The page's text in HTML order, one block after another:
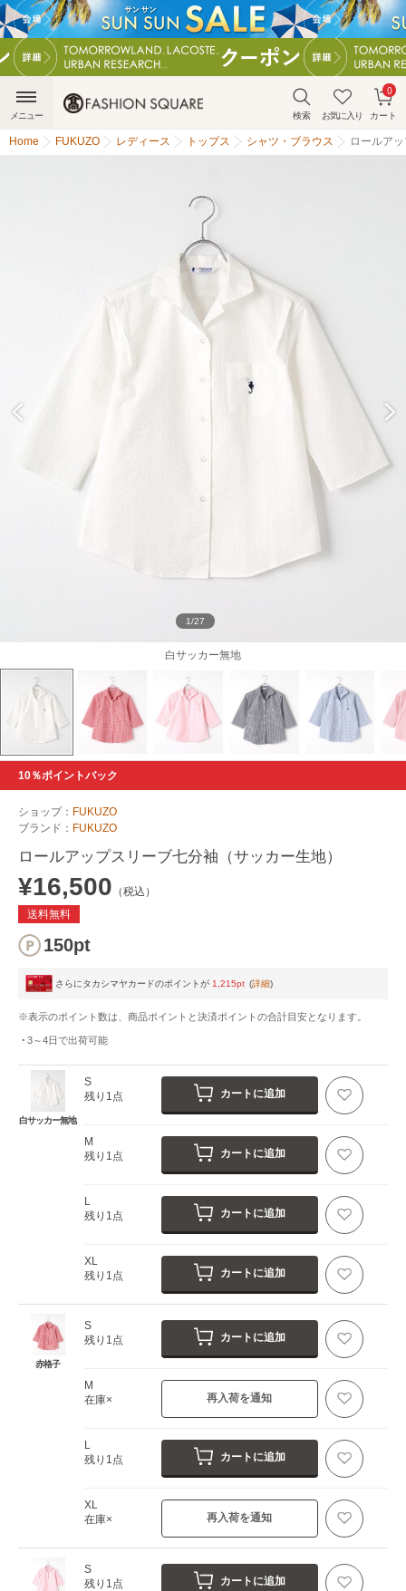
検索 お気に入り カート
0
メニュー
Home FUKUZO レディース トップス シャツ・ブラウス ロールア
白サッカー無地
1/27
10％ポイントバック
ショップ： FUKUZO
ブランド： FUKUZO
ロールアップスリーブ七分袖（サッカー生地）
¥16,500 （税込）
送料無料
150pt
さらにタカシマヤカードのポイントが 1,215pt (詳細)
※表示のポイント数は、商品ポイントと決済ポイントの合計目安となります。
3～4日で出荷可能
白サッカー無地
S
残り1点
カートに追加
M
残り1点
カートに追加
L
残り1点
カートに追加
XL
残り1点
カートに追加
赤格子
S
残り1点
カートに追加
M
在庫×
再入荷を通知
L
残り1点
カートに追加
XL
在庫×
再入荷を通知
S
残り1点
カートに追加